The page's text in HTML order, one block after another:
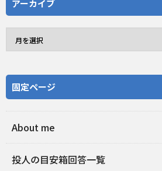
アーカイブ
固定ページ
About me
投人の目安箱回答一覧